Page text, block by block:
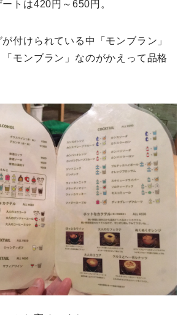
トは420円～650円。
付けられている中「モンブラン」
モンブラン」なのがかえって品格